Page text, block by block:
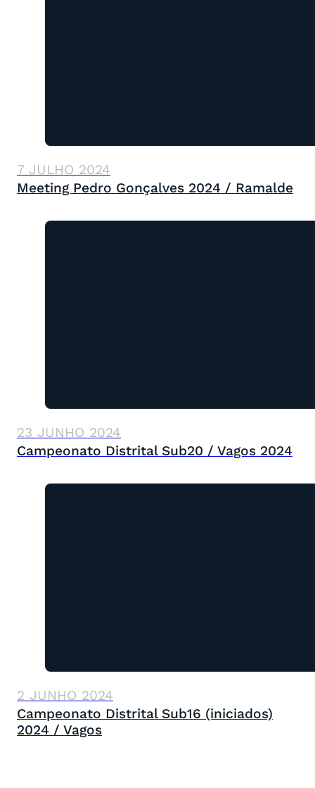
7 JULHO 2024
Meeting Pedro Gonçalves 2024 / Ramalde
23 JUNHO 2024
Campeonato Distrital Sub20 / Vagos 2024
2 JUNHO 2024
Campeonato Distrital Sub16 (iniciados)
2024 / Vagos